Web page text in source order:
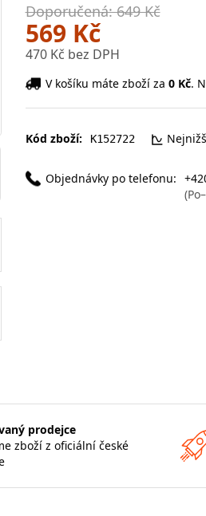
Doporučená: 649 Kč
569 Kč
470 Kč bez DPH
V košíku máte zboží za 0 Kč.
Kód zboží: K152722
Objednávky po telefonu:
prodejce
zboží z oficiální české